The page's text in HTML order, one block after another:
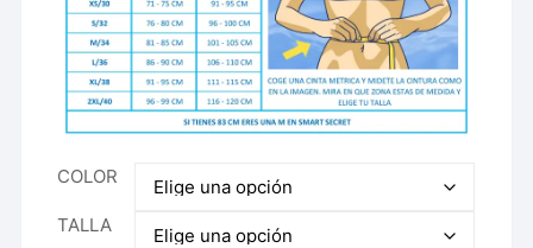
COLOR
TALLA